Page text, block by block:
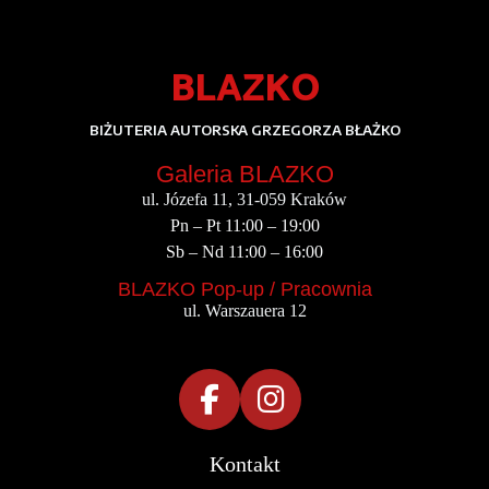
BLAZKO
BIŻUTERIA AUTORSKA GRZEGORZA BŁAŻKO
Galeria BLAZKO
ul. Józefa 11, 31-059 Kraków
Pn – Pt 11:00 – 19:00
Sb – Nd 11:00 – 16:00
BLAZKO Pop-up / Pracownia
ul. Warszauera 12
Kontakt